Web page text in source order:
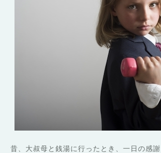
昔、大叔母と銭湯に行ったとき、一日の感